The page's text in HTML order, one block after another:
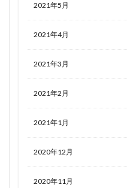
2021年5月
2021年4月
2021年3月
2021年2月
2021年1月
2020年12月
2020年11月